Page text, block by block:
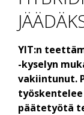
YIT:n
-kyselyn
vakiintunut.
työskentelee
päätetyötä